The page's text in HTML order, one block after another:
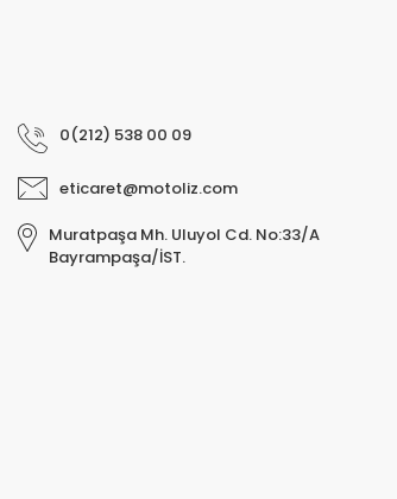
0(212) 538 00 09
eticaret@motoliz.com
Muratpaşa Mh. Uluyol Cd. No:33/A
Bayrampaşa/İST.